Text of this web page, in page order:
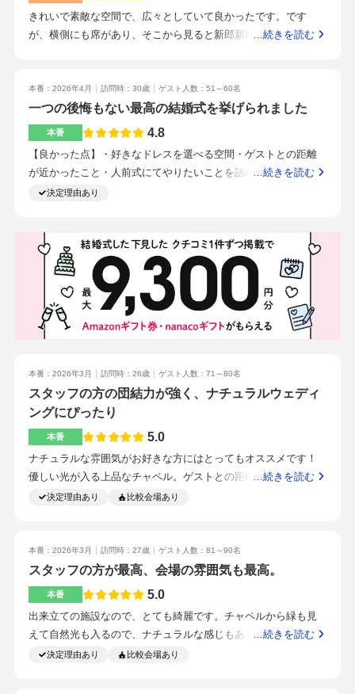
アルコールも種類が多かったのがとても良かった。目白駅を出
て目の前だったので一切迷うことがありませんでした。また駅
近くにスタッフがおり、参列者っぽい服装の人に声をかけて案
多かったのでとてもスムーズに進行していた。ドリンクを頼ん
でも来ないことが何度かあったのでそう言った面が改善された
ら尚良い。駅近でアクセスがいい
きれいで素敵な空間で、広々としていて良かったです。です
が、横側にも席があり、そこから見ると新郎新婦が出てくる扉
ても素敵でした。また、キッチンがすぐ後ろにあり、演出でも
使用されてとても楽しかったです。駅からすぐでした。雨だっ
たのでよかったです。スタッフの方たちが盛り上げてくれてい
たので、参列者も一緒に盛り上がることができました。いい意
味で堅苦しくなく、今までで1番雰囲気がよかったです。食事が
おいしかったのと、スタッフの方の盛り上げがとてもよいと感
じました。また、駅から近かったので、どの天候でも参列者が
…続きを読む
本番：2026年4月 訪問時：30歳 ゲスト人数：51～60名
一つの後悔もない最高の結婚式を挙げられました
本番 4.8
【良かった点】・好きなドレスを選べる空間・ゲストとの距離
が近かったこと・人前式にてやりたいことを詰め込めたこと・
挙式前にドレス、タキシード姿で写真撮影出来たこと。新郎新
上品な空間の中に天井や椅子などに所々ウッドがありナチュラ
ルな空間でどんなタイプのドレスでも合うと感じた。【特徴】
一般的な挙式会場とは異なり縦ではなく横にゲストが座るシー
トが並んでおり、挙式中もゲストとの距離が近くゲストの表情
をよく見ることができた点が良かった。【人前式】ゲストに誓
いをしたく人前式を選択。自分達の誓いの言葉の後、友人ゲス
にサインをしたりとやりたいことを詰め込めた。【挙式以外に
も】挙式会場の雰囲気が気に入っていた為、挙式前にドレス、
タキシード姿で写真撮影が出来たこと。ファーストミートが行
えたこと、映える空間で写真、動画を残せた点が良かった。
【良かった点】・ナチュラルで洗練された空間・テーブル設計
の自由度・写真映えのする高砂・温かい料理【雰囲気】天井が
高く、抜け感のある空間だった。ナチュラルな薄茶の椅子がベ
ースのため、クロスを白基調にしてもシンプルにまとまって上
名ほどのゲストに参列いただいたが、トレーンが長くても気に
ならないほどの席幅で良かった。6人までは円卓。7人以上は長
テーブルにカスタム可能。最低2人からテーブルを分けることが
出来た為、テーブル設計の自由度が高い。【高砂】装花の色合
いがとにかく可愛くて、大満足でした！ソファではなくチェア
…続きを読む
決定理由あり
本番：2026年3月 訪問時：26歳 ゲスト人数：71～80名
スタッフの方の団結力が強く、ナチュラルウェディ
ングにぴったり
本番 5.0
ナチュラルな雰囲気がお好きな方にはとってもオススメです！
優しい光が入る上品なチャペル。ゲストとの距離が近く、ゲス
トの一人一人の顔が見えるので、人前式にぴったりだと思いま
出をご提案いただき、ゲストも大喜びでとても良かったです。
装花・ドレスは値上がりしましたが、こだわったら妥当な金額
だと思っています。料理はビュッフェを追加した為、コースの
品数を減らして調整しました。また、当日契約の特典で、たく
さんお値引きしていただきました！自由度がとっても高いで
す！一つ一つ、シェフと直接相談してメニューを組めるのがと
っても良かったです。またオプションでつけたラーメンビュッ
…続きを読む
決定理由あり 比較会場あり
本番：2026年3月 訪問時：27歳 ゲスト人数：81～90名
スタッフの方が最高、会場の雰囲気も最高。
本番 5.0
出来立ての施設なので、とても綺麗です。チャペルから緑も見
えて自然光も入るので、ナチュラルな感じもありつつ、洗礼さ
れています。そして横長なので、ゲスト全員から見やすいと思
…続きを読む
決定理由あり 比較会場あり